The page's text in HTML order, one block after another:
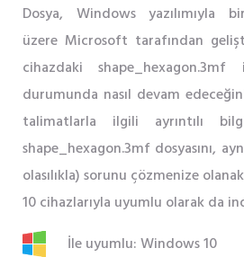
Dosya, Windows yazılımıyla
üzere Microsoft tarafından
cihazdaki
durumunda nasıl devam
talimatlarla ilgili ayrıntılı
shape_hexagon.3mf dosyasını,
olasılıkla) sorunu çözmenize
10 cihazlarıyla uyumlu olarak da
İle uyumlu: Windows 10